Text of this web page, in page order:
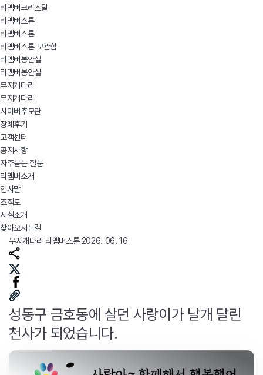
리멤버크리스탈
리멤버스톤
리멤버스톤
리멤버스톤 보관함
리멤버봉안실
리멤버봉안실
무지개다리
무지개다리
사이버추모관
장례후기
고객센터
공지사항
자주묻는 질문
리멤버소개
인사말
조직도
시설소개
찾아오시는길
무지개다리 리멤버스톤 2026. 06. 16
성동구 금호동에 살던 사랑이가 날개 달린
천사가 되었습니다.